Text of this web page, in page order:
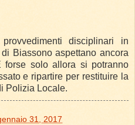
disciplinari in
Biassono aspettano ancora
forse solo allora si potranno
e ripartire per restituire la
Polizia Locale.
31, 2017